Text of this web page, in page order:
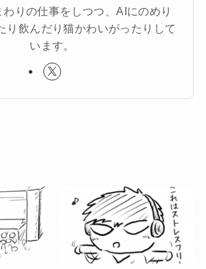
りの仕事をしつつ、AIにのめり
り飲んだり猫かわいがったりして
います。